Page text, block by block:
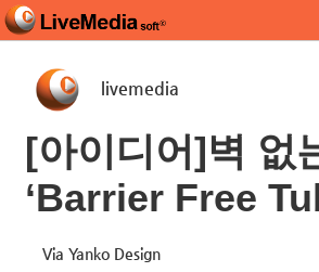
페밀리 사이트
livemedia
[아이디어]벽 없
‘Barrier Free
Via Yanko Design